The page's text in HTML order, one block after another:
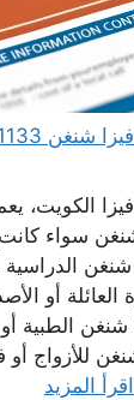
الكويت،
سواء
شنغن
العائلة أو
شنغن الطبية
للأزواج
اقرأ المزيد